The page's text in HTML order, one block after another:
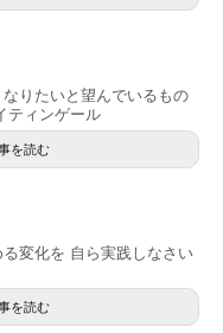
りたいと望んでいるもの
ティンゲール
を読む
変化を 自ら実践しなさい
を読む